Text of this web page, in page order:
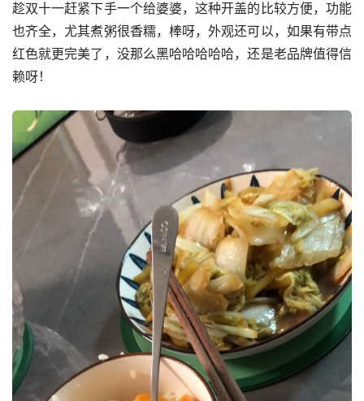
趁双十一赶紧下手一个给婆婆，这种开盖的比较方便，功能
也齐全，尤其煮粥很香糯，棒呀，外观还可以，如果有带点
红色就更完美了，没那么黑哈哈哈哈哈，还是老品牌值得信
赖呀！